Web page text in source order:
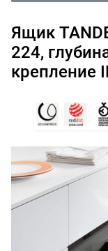
Ящик
224,
крепление